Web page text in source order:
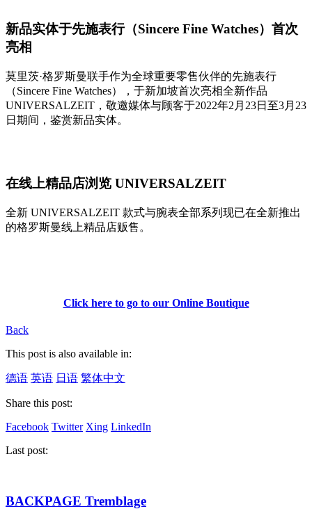
新品实体于先施表行（Sincere Fine Watches） 首次
亮相
莫里茨·格罗斯曼联手作为全球重要零售伙伴的先施表行
（Sincere Fine Watches），于新加坡首次亮相全新作品
UNIVERSALZEIT，敬邀媒体与顾客于2022年2月23日至3月23
日期间，鉴赏新品实体。
在线上精品店浏览 UNIVERSALZEIT
全新 UNIVERSALZEIT 款式与腕表全部系列现已在全新推出
的格罗斯曼线上精品店贩售。
Click here to go to our Online Boutique
Back
This post is also available in:
德语 英语 日语 繁体中文
Share this post:
Facebook Twitter Xing LinkedIn
Last post:
BACKPAGE Tremblage